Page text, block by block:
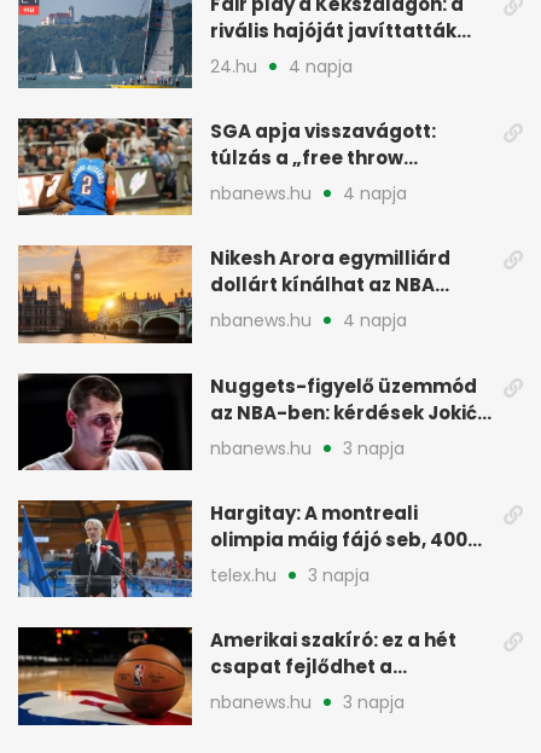
rivális hajóját javíttatták
meg
24.hu 4 napja
SGA apja visszavágott:
túlzás a „free throw
merchant” címke?
nbanews.hu 4 napja
Nikesh Arora egymilliárd
dollárt kínálhat az NBA
Europe londoni csapatáért
nbanews.hu 4 napja
Nuggets-figyelő üzemmód
az NBA-ben: kérdések Jokić
jövőjéről
nbanews.hu 3 napja
Hargitay: A montreali
olimpia máig fájó seb, 400
vegyesen 4. lett
telex.hu 3 napja
Amerikai szakíró: ez a hét
csapat fejlődhet a
legtöbbet az NBA-ben
nbanews.hu 3 napja